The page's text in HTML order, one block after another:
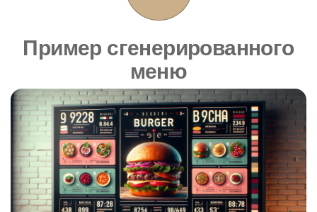
Пример сгенерированного
меню